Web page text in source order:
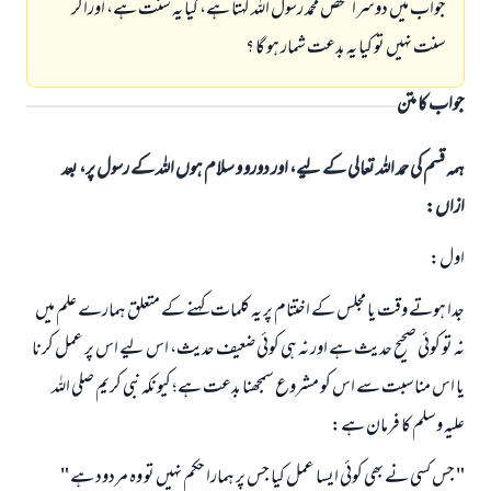
جواب ميں دوسرا شخص محمد رسول اللہ كہتا ہے، كيا يہ سنت ہے، اوراگر
سنت نہيں تو كيا يہ بدعت شمار ہو گا ؟
جواب کا متن
ہمہ قسم کی حمد اللہ تعالی کے لیے، اور دورو و سلام ہوں اللہ کے رسول پر، بعد
ازاں:
اول:
جدا ہوتے وقت يا مجلس كے اختتام پر يہ كلمات كہنے كے متعلق ہمارے علم ميں
نہ تو كوئى صحيح حديث ہے اور نہ ہى كوئى ضعيف حديث، اس ليے اس پر عمل كرنا
يا اس مناسبت سے اس كو مشروع سمجھنا بدعت ہے؛ كيونكہ نبى كريم صلى اللہ
عليہ وسلم كا فرمان ہے:
" جس كسى نے بھى كوئى ايسا عمل كيا جس پر ہمارا حكم نہيں تو وہ مردود ہے "